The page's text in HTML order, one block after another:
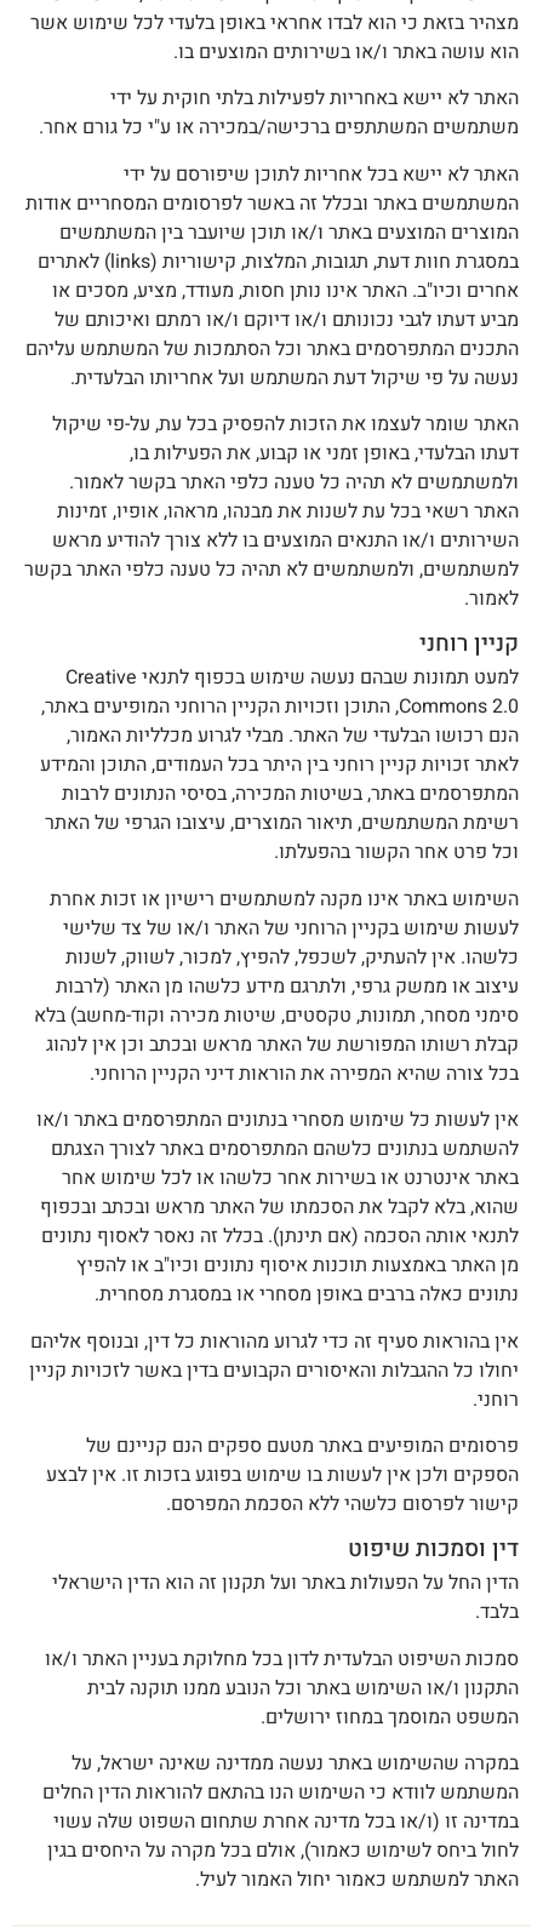
בזאת כי הוא לבדו אחראי באופן בלעדי לכל שימוש אשר
עושה באתר ו/או בשירותים המוצעים בו.
לא יישא באחריות לפעילות בלתי חוקית על ידי
המשתתפים ברכישה/במכירה או ע"י כל גורם אחר.
לא יישא בכל אחריות לתוכן שיפורסם על ידי
באתר ובכלל זה באשר לפרסומים המסחריים אודות
המוצעים באתר ו/או תוכן שיועבר בין המשתמשים
במסגרת חוות דעת, תגובות, המלצות, קישוריות (links) לאתרים
וכיו"ב. האתר אינו נותן חסות, מעודד, מציע, מסכים או
דעתו לגבי נכונותם ו/או דיוקם ו/או רמתם ואיכותם של
המתפרסמים באתר וכל הסתמכות של המשתמש עליהם
על פי שיקול דעת המשתמש ועל אחריותו הבלעדית.
שומר לעצמו את הזכות להפסיק בכל עת, על-פי שיקול
הבלעדי, באופן זמני או קבוע, את הפעילות בו,
לא תהיה כל טענה כלפי האתר בקשר לאמור.
רשאי בכל עת לשנות את מבנהו, מראהו, אופיו, זמינות
ו/או התנאים המוצעים בו ללא צורך להודיע מראש
ולמשתמשים לא תהיה כל טענה כלפי האתר בקשר
רוחני
למעט תמונות שבהם נעשה שימוש בכפוף לתנאי Creative
Commons 2.0, התוכן וזכויות הקניין הרוחני המופיעים באתר,
רכושו הבלעדי של האתר. מבלי לגרוע מכלליות האמור,
זכויות קניין רוחני בין היתר בכל העמודים, התוכן והמידע
באתר, בשיטות המכירה, בסיסי הנתונים לרבות
המשתמשים, תיאור המוצרים, עיצובו הגרפי של האתר
פרט אחר הקשור בהפעלתו.
באתר אינו מקנה למשתמשים רישיון או זכות אחרת
שימוש בקניין הרוחני של האתר ו/או של צד שלישי
אין להעתיק, לשכפל, להפיץ, למכור, לשווק, לשנות
או ממשק גרפי, ולתרגם מידע כלשהו מן האתר (לרבות
מסחר, תמונות, טקסטים, שיטות מכירה וקוד-מחשב) בלא
רשותו המפורשת של האתר מראש ובכתב וכן אין לנהוג
צורה שהיא המפירה את הוראות דיני הקניין הרוחני.
לעשות כל שימוש מסחרי בנתונים המתפרסמים באתר ו/או
בנתונים כלשהם המתפרסמים באתר לצורך הצגתם
אינטרנט או בשירות אחר כלשהו או לכל שימוש אחר
בלא לקבל את הסכמתו של האתר מראש ובכתב ובכפוף
אותה הסכמה (אם תינתן). בכלל זה נאסר לאסוף נתונים
האתר באמצעות תוכנות איסוף נתונים וכיו"ב או להפיץ
כאלה ברבים באופן מסחרי או במסגרת מסחרית.
בהוראות סעיף זה כדי לגרוע מהוראות כל דין, ובנוסף אליהם
כל ההגבלות והאיסורים הקבועים בדין באשר לזכויות קניין
המופיעים באתר מטעם ספקים הנם קניינם של
ולכן אין לעשות בו שימוש בפוגע בזכות זו. אין לבצע
לפרסום כלשהי ללא הסכמת המפרסם.
וסמכות שיפוט
החל על הפעולות באתר ועל תקנון זה הוא הדין הישראלי
השיפוט הבלעדית לדון בכל מחלוקת בעניין האתר ו/או
ו/או השימוש באתר וכל הנובע ממנו תוקנה לבית
המוסמך במחוז ירושלים.
שהשימוש באתר נעשה ממדינה שאינה ישראל, על
לוודא כי השימוש הנו בהתאם להוראות הדין החלים
זו (ו/או בכל מדינה אחרת שתחום השפוט שלה עשוי
ביחס לשימוש כאמור), אולם בכל מקרה על היחסים בגין
למשתמש כאמור יחול האמור לעיל.